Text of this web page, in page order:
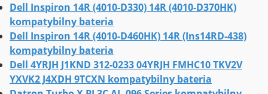
Dell Inspiron 14R (4010-D330) 14R (4010-D370HK)
kompatybilny bateria
Dell Inspiron 14R (4010-D460HK) 14R (Ins14RD-438)
kompatybilny bateria
Dell 4YRJH J1KND 312-0233 04YRJH FMHC10 TKV2V
YXVK2 J4XDH 9TCXN kompatybilny bateria